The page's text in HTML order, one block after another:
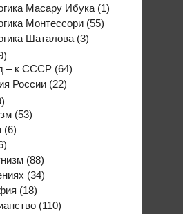
Масару Ибука (1)
Монтессори (55)
Шаталова (3)
– к СССР (64)
России (22)
(53)
(6)
(88)
(34)
(18)
(110)